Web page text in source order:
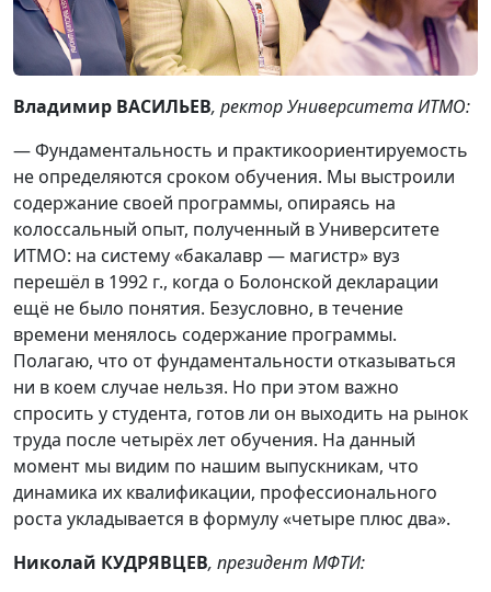
Владимир ВАСИЛЬЕВ, ректор Университета ИТМО:
— Фундаментальность и практикоориентируемость
не определяются сроком обучения. Мы выстроили
содержание своей программы, опираясь на
колоссальный опыт, полученный в Университете
ИТМО: на систему «бакалавр — магистр» вуз
перешёл в 1992 г., когда о Болонской декларации
ещё не было понятия. Безусловно, в течение
времени менялось содержание программы.
Полагаю, что от фундаментальности отказываться
ни в коем случае нельзя. Но при этом важно
спросить у студента, готов ли он выходить на рынок
труда после четырёх лет обучения. На данный
момент мы видим по нашим выпускникам, что
динамика их квалификации, профессионального
роста укладывается в формулу «четыре плюс два».
Николай КУДРЯВЦЕВ, президент МФТИ: